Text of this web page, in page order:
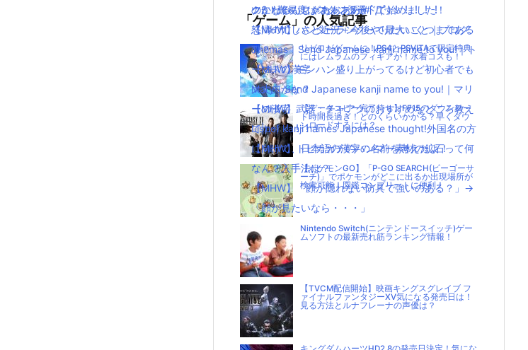
クになるんじゃああああ(#ﾟДﾟ)！！！！！
【MHW】ハンターランクって最大いくつまである
の？
【MHW】モンハン盛り上がってるけど初心者でも
大丈夫かな？
【MHW】武器：チャアクのおすすめなところ教え
て|д･) ！！！！
【MHW】トビカガチのハンマー素材の鉱石って何
なん？入手法は？
【MHW】「顔が隠れない防具で強いのある？」→
「顔が見たいなら・・・」
のかわいいマグカップ5選
ツ3！難易度はスタンダードで始めました！
怒濤の忙しさと近況＋今後やりたいこと｜ブログ
Thomas｜Send Japanese kanji name to you!｜ト
ーマスの漢字
Mary｜Send Japanese kanji name to you!｜マリ
ーの漢字
List of kanji names Japanese thought!外国名の方
に向けて、日本語の漢字の名前を考えたよ！
「ゲーム」の人気記事
リゼロがゲームに！PS4とPSVITAで限定特典
にはレムラムのフィギアが！水着コスも！
【データコピー完了待ち】FF15のダウンロー
ド時間長過ぎ！どのくらいかかる？早くダウ
ンロードするには？
【ポケモンGO】「P-GO SEARCH(ピーゴーサ
ーチ)」でポケモンがどこに出るか出現場所が
検索可能！図鑑コンプリートに便利！
Nintendo Switch(ニンテンドースイッチ)ゲー
ムソフトの最新売れ筋ランキング情報！
【TVCM配信開始】映画キングスグレイブ フ
ァイナルファンタジーXV気になる発売日は！
見る方法とルナフレーナの声優は？